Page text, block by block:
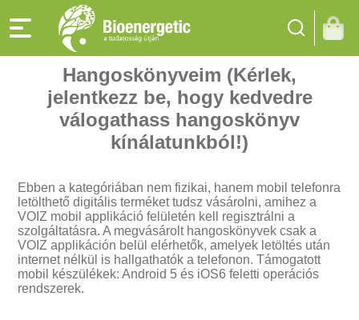
Hangoskönyveim (Kérlek,
jelentkezz be, hogy kedvedre
válogathass hangoskönyv
kínálatunkból!)
Ebben a kategóriában nem fizikai, hanem mobil telefonra
letölthető digitális terméket tudsz vásárolni, amihez a
VOIZ mobil applikáció felületén kell regisztrálni a
szolgáltatásra. A megvásárolt hangoskönyvek csak a
VOIZ applikáción belül elérhetők, amelyek letöltés után
internet nélkül is hallgathatók a telefonon. Támogatott
mobil készülékek: Android 5 és iOS6 feletti operációs
rendszerek.